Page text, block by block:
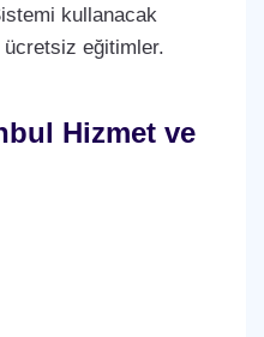
kullanacak
eğitimler.
Hizmet ve